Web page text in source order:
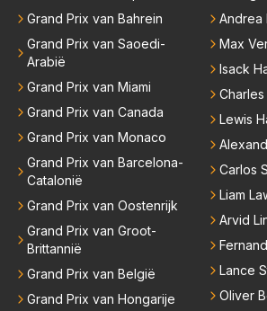
Grand Prix van Bahrein
Grand Prix van Saoedi-
Arabië
Grand Prix van Miami
Grand Prix van Canada
Grand Prix van Monaco
Grand Prix van Barcelona-
Catalonië
Grand Prix van Oostenrijk
Grand Prix van Groot-
Brittannië
Grand Prix van België
Grand Prix van Hongarije
Andrea
Max
Isack
Lewis
Carlos
Liam
Arvid
Lance
Oliver